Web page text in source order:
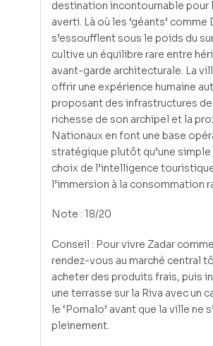
destination incontournable pour
averti. Là où les ‘géants’ comme
s’essoufflent sous le poids du
cultive un équilibre rare entre
avant-garde architecturale. La
offrir une expérience humaine
proposant des infrastructures de
richesse de son archipel et la
Nationaux en font une base
stratégique plutôt qu’une simple
choix de l’intelligence
l’immersion à la consommation
Note : 18/20
Conseil : Pour vivre Zadar
rendez-vous au marché central
acheter des produits frais, puis
une terrasse sur la Riva avec un
le ‘Pomalo’ avant que la ville ne
pleinement.